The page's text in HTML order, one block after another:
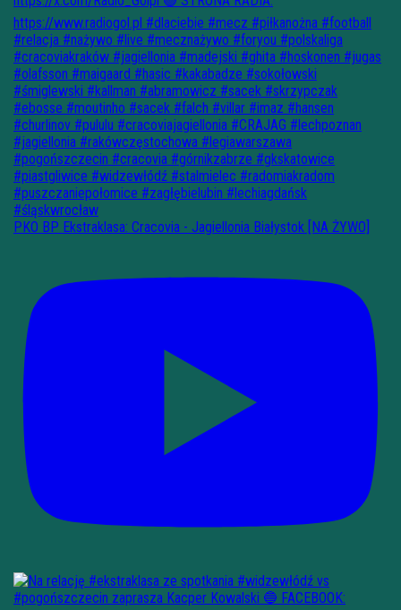
PKO BP Ekstraklasa: Cracovia - Jagiellonia Białystok [NA ŻYWO]